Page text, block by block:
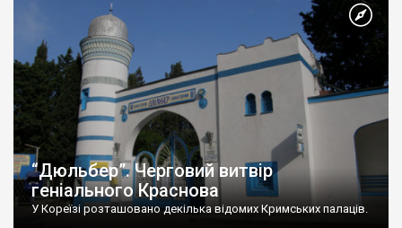
“Дюльбер”. Черговий витвір
геніального Краснова
У Кореїзі розташовано декілька відомих Кримських палаців.